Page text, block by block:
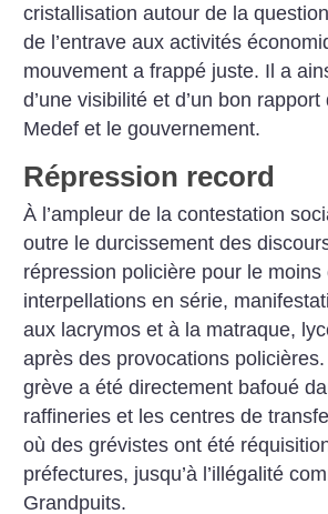
cristallisation autour de la
de l’entrave aux activités
mouvement a frappé juste. Il a
d’une visibilité et d’un bon
Medef et le gouvernement.
Répression record
À l’ampleur de la contestation
outre le durcissement des
répression policière pour le moins
interpellations en série,
aux lacrymos et à la matraque,
après des provocations
grève a été directement bafoué
raffineries et les centres de
où des grévistes ont été
préfectures, jusqu’à l’illégalité
Grandpuits.